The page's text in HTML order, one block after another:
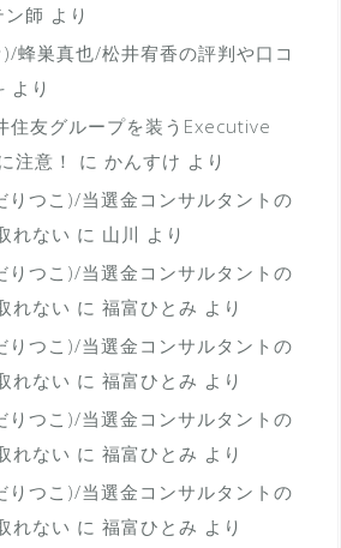
ン師 より
蜂巣真也/松井宥香の評判や口コ
より
住友グループを装うExecutive
注意！
に かんすけ より
りつこ)/当選金コンサルタントの
れない に 山川 より
りつこ)/当選金コンサルタントの
れない に 福富ひとみ より
りつこ)/当選金コンサルタントの
れない に 福富ひとみ より
りつこ)/当選金コンサルタントの
れない に 福富ひとみ より
りつこ)/当選金コンサルタントの
れない に 福富ひとみ より